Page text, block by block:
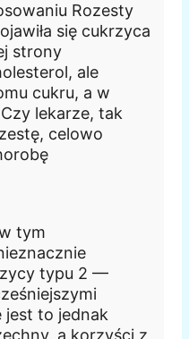
Rozesty
się cukrzyca
strony
ale
cukru, a w
lekarze, tak
celowo
tym
typu 2 —
jest to jednak
a korzyści z